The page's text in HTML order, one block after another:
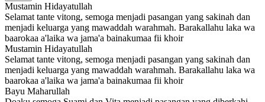
Mustamin Hidayatullah
Selamat tante vitong, semoga menjadi pasangan yang sakinah dan
menjadi keluarga yang mawaddah warahmah. Barakallahu laka wa
baarokaa a'laika wa jama'a bainakumaa fii khoir
Mustamin Hidayatullah
Selamat tante vitong, semoga menjadi pasangan yang sakinah dan
menjadi keluarga yang mawaddah warahmah. Barakallahu laka wa
baarokaa a'laika wa jama'a bainakumaa fii khoir
Bayu Maharullah